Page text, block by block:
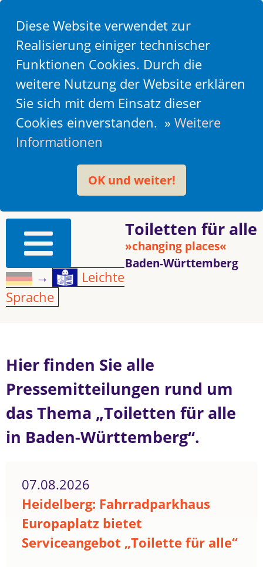
Diese Website verwendet zur
Realisierung einiger technischer
Funktionen Cookies. Durch die
weitere Nutzung der Website erklären
Sie sich mit dem Einsatz dieser
Cookies einverstanden. » Weitere
Informationen
OK und weiter!
Toiletten für alle
»changing places«
Baden-Württemberg
→
Leichte
Sprache
Hier finden Sie alle
Pressemitteilungen rund um
das Thema „Toiletten für alle
in Baden-Württemberg“.
07.08.2026
Heidelberg: Fahrradparkhaus
Europaplatz bietet
Serviceangebot „Toilette für alle“